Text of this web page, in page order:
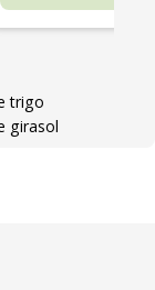
trigo
girasol